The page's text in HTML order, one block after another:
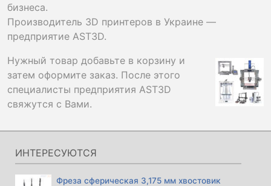
бизнеса.
Производитель 3D принтеров в Украине —
предприятие AST3D.
Нужный товар добавьте в корзину и
затем оформите заказ. После этого
специалисты предприятия AST3D
свяжутся с Вами.
ИНТЕРЕСУЮТСЯ
Фреза сферическая 3,175 мм хвостовик